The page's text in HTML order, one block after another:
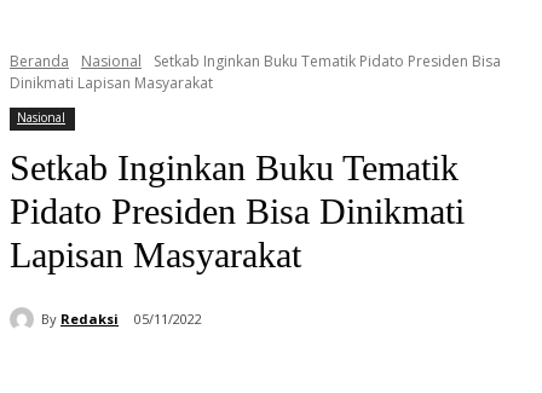
Beranda Nasional
Setkab Inginkan Buku Tematik Pidato Presiden Bisa
Dinikmati Lapisan Masyarakat
Nasional
Setkab Inginkan Buku Tematik
Pidato Presiden Bisa Dinikmati
Lapisan Masyarakat
By Redaksi 05/11/2022